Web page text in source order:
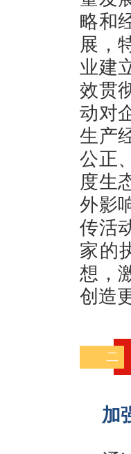
略和
展，
业建
效贯
动对
生产
公正
度生
外影
传活
家的
想，
创造
二
加